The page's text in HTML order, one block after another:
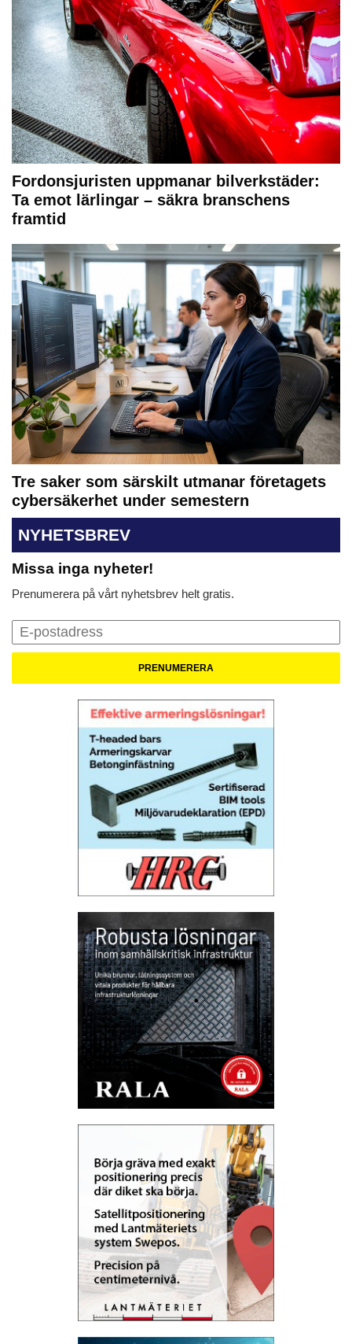
Fordonsjuristen uppmanar bilverkstäder:
Ta emot lärlingar – säkra branschens
framtid
Tre saker som särskilt utmanar företagets
cybersäkerhet under semestern
NYHETSBREV
Missa inga nyheter!
Prenumerera på vårt nyhetsbrev helt gratis.